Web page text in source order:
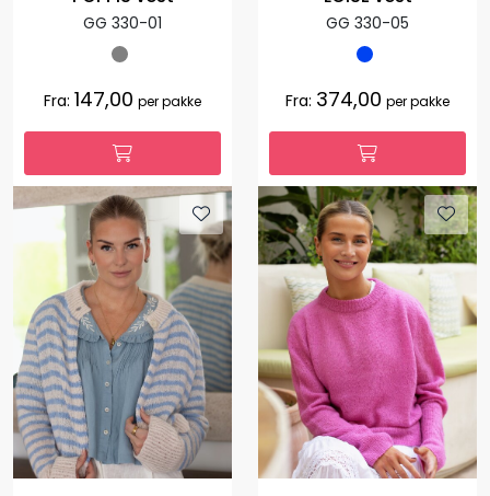
GG 330-01
Fra: 147,00 per pakke
GG 330-05
Fra: 374,00 per pakke